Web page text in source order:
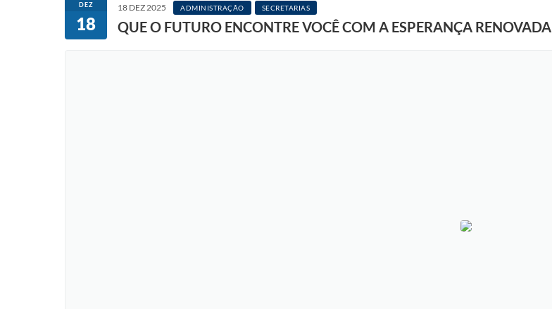
DEZ
18
18 DEZ 2025 ADMINISTRAÇÃO SECRETARIAS
QUE O FUTURO ENCONTRE VOCÊ COM A ESPERANÇA RENOVADA